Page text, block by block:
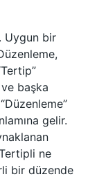
Uygun bir
başka
gelir.
ne
bir düzende